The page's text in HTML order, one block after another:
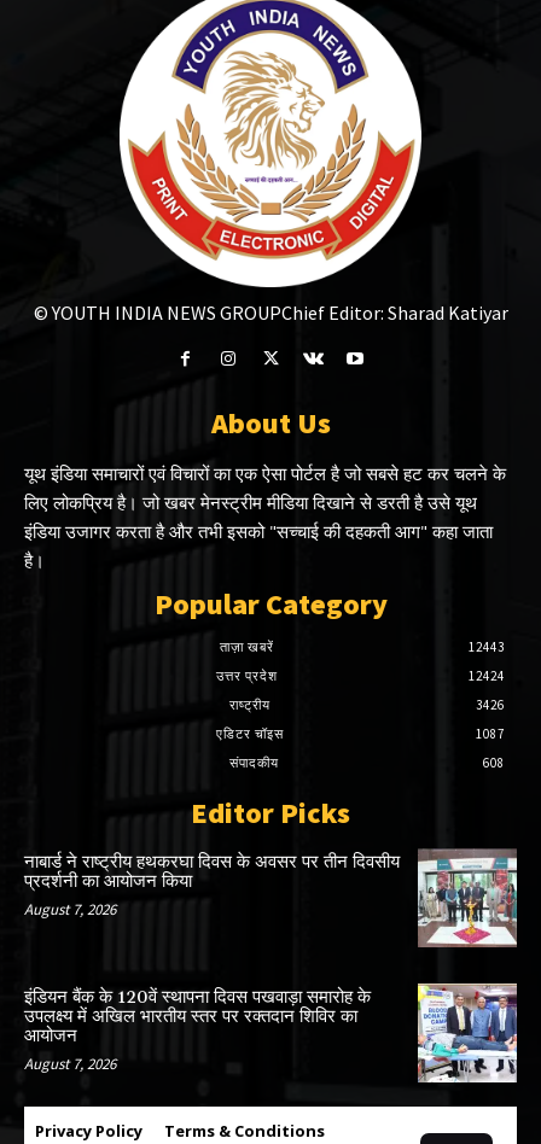
© YOUTH INDIA NEWS GROUPChief Editor: Sharad Katiyar
About Us
यूथ इंडिया समाचारों एवं विचारों का एक ऐसा पोर्टल है जो सबसे हट कर चलने के
लिए लोकप्रिय है। जो खबर मेनस्ट्रीम मीडिया दिखाने से डरती है उसे यूथ
इंडिया उजागर करता है और तभी इसको "सच्चाई की दहकती आग" कहा जाता
है।
Popular Category
ताज़ा खबरें
12443
उत्तर प्रदेश
12424
राष्ट्रीय
3426
एडिटर चॉइस
1087
संपादकीय
608
Editor Picks
नाबार्ड ने राष्ट्रीय हथकरघा दिवस के अवसर पर तीन दिवसीय
प्रदर्शनी का आयोजन किया
August 7, 2026
इंडियन बैंक के 120वें स्थापना दिवस पखवाड़ा समारोह के
उपलक्ष्य में अखिल भारतीय स्तर पर रक्तदान शिविर का
आयोजन
August 7, 2026
Privacy Policy Terms & Conditions